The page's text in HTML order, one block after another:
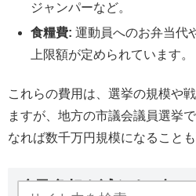
ジャンパーなど。
食糧費: 運動員へのお弁当代
上限額が定められています。
これらの費用は、選挙の規模や
ますが、地方の市議会議員選挙
なれば数千万円規模になること
自己負担を減らす！知